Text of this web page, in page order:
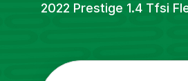
2022 Prestige 1.4 Tfsi